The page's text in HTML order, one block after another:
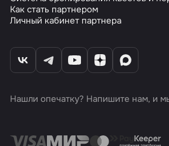
Как стать партнером
Личный кабинет партнера
Нашли опечатку? Напишите нам, и